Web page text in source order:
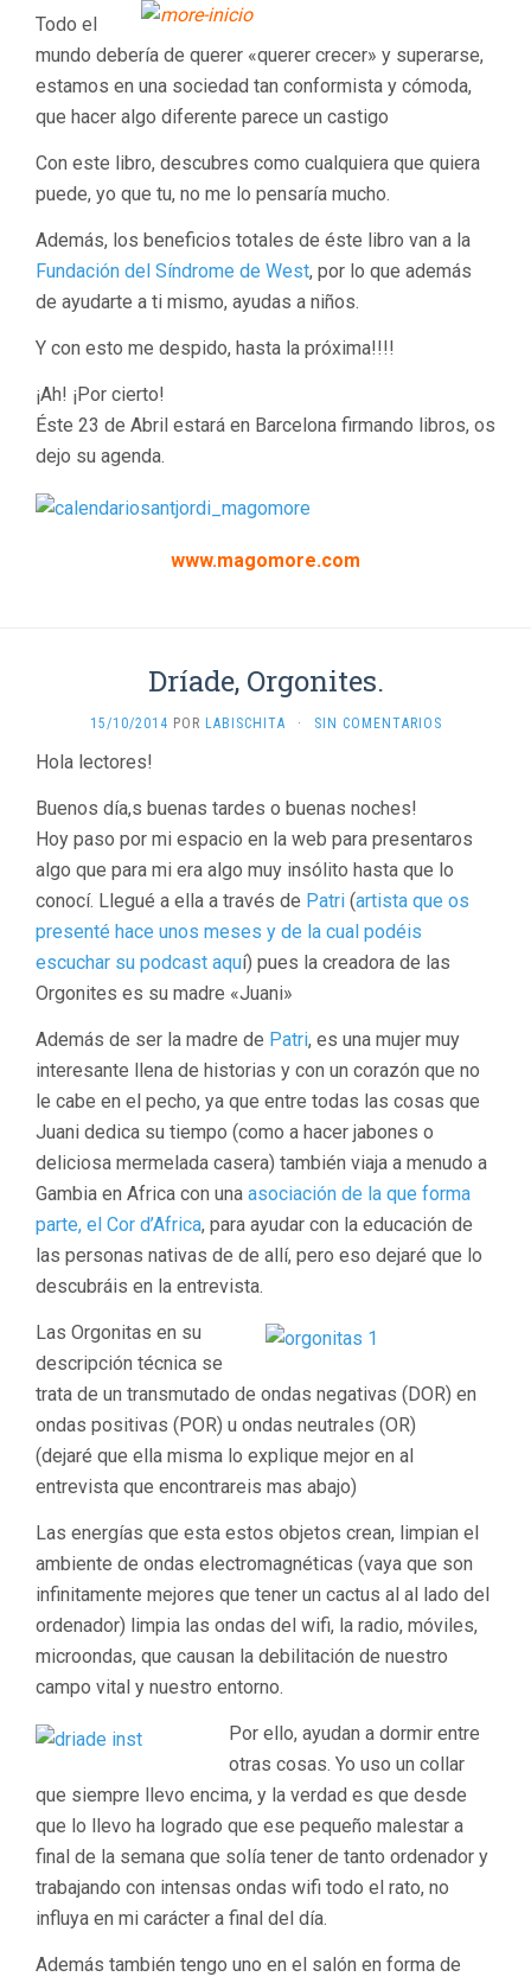
Todo el
mundo debería de querer «querer crecer» y superarse,
estamos en una sociedad tan conformista y cómoda,
que hacer algo diferente parece un castigo
Con este libro, descubres como cualquiera que quiera
puede, yo que tu, no me lo pensaría mucho.
Además, los beneficios totales de éste libro van a la
Fundación del Síndrome de West, por lo que además
de ayudarte a ti mismo, ayudas a niños.
Y con esto me despido, hasta la próxima!!!!
¡Ah! ¡Por cierto!
Éste 23 de Abril estará en Barcelona firmando libros, os
dejo su agenda.
www.magomore.com
Dríade, Orgonites.
15/10/2014 POR LABISCHITA · SIN COMENTARIOS
Hola lectores!
Buenos día,s buenas tardes o buenas noches!
Hoy paso por mi espacio en la web para presentaros
algo que para mi era algo muy insólito hasta que lo
conocí. Llegué a ella a través de Patri (artista que os
presenté hace unos meses y de la cual podéis
escuchar su podcast aquí) pues la creadora de las
Orgonites es su madre «Juani»
Además de ser la madre de Patri, es una mujer muy
interesante llena de historias y con un corazón que no
le cabe en el pecho, ya que entre todas las cosas que
Juani dedica su tiempo (como a hacer jabones o
deliciosa mermelada casera) también viaja a menudo a
Gambia en Africa con una asociación de la que forma
parte, el Cor d’Africa, para ayudar con la educación de
las personas nativas de de allí, pero eso dejaré que lo
descubráis en la entrevista.
Las Orgonitas en su
descripción técnica se
trata de un transmutado de ondas negativas (DOR) en
ondas positivas (POR) u ondas neutrales (OR)
(dejaré que ella misma lo explique mejor en al
entrevista que encontrareis mas abajo)
Las energías que esta estos objetos crean, limpian el
ambiente de ondas electromagnéticas (vaya que son
infinitamente mejores que tener un cactus al al lado del
ordenador) limpia las ondas del wifi, la radio, móviles,
microondas, que causan la debilitación de nuestro
campo vital y nuestro entorno.
Por ello, ayudan a dormir entre
otras cosas. Yo uso un collar
que siempre llevo encima, y la verdad es que desde
que lo llevo ha logrado que ese pequeño malestar a
final de la semana que solía tener de tanto ordenador y
trabajando con intensas ondas wifi todo el rato, no
influya en mi carácter a final del día.
Además también tengo uno en el salón en forma de